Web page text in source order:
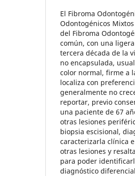
El Fibroma
Odontogénicos
del Fibroma
común, con una
tercera década de la
no encapsulada,
color normal, firme a
localiza con
generalmente no
reportar, previo
una paciente de 67
otras lesiones
biopsia escisional,
caracterizarla clínica
otras lesiones y
para poder
diagnóstico